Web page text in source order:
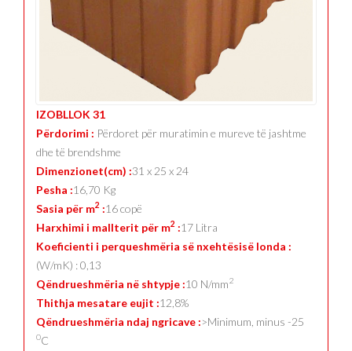
IZOBLLOK 31
Përdorimi : Përdoret për muratimin e mureve të jashtme
dhe të brendshme
Dimenzionet(cm) :31 x 25 x 24
Pesha :16,70 Kg
Sasia për m2 :16 copë
Harxhimi i mallterit për m2 :17 Litra
Koeficienti i perqueshmëria së nxehtësisë londa :
(W/mK) : 0,13
Qëndrueshmëria në shtypje :10 N/mm2
Thithja mesatare eujit :12,8%
Qëndrueshmëria ndaj ngricave :>Minimum, minus -25
0C